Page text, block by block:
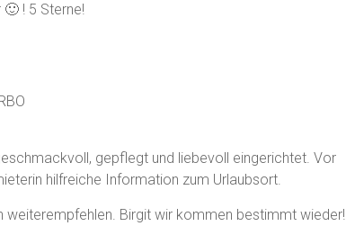
! 5 Sterne!
gepflegt und liebevoll eingerichtet. Vor
hilfreiche Information zum Urlaubsort.
weiterempfehlen. Birgit wir kommen bestimmt wieder!